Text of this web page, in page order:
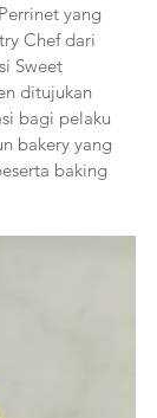
yang
Chef dari
Sweet
ditujukan
bagi pelaku
bakery yang
baking